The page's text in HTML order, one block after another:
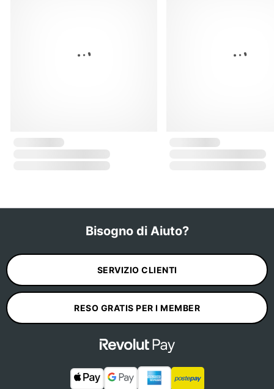
Bisogno di Aiuto?
SERVIZIO CLIENTI
RESO GRATIS PER I MEMBER